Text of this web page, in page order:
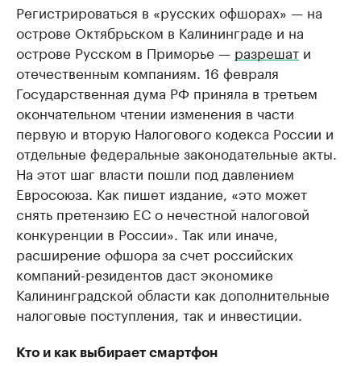
Регистрироваться в «русских офшорах» — на
острове Октябрьском в Калининграде и на
острове Русском в Приморье — разрешат и
отечественным компаниям. 16 февраля
Государственная дума РФ приняла в третьем
окончательном чтении изменения в части
первую и вторую Налогового кодекса России и
отдельные федеральные законодательные акты.
На этот шаг власти пошли под давлением
Евросоюза. Как пишет издание, «это может
снять претензию ЕС о нечестной налоговой
конкуренции в России». Так или иначе,
расширение офшора за счет российских
компаний-резидентов даст экономике
Калининградской области как дополнительные
налоговые поступления, так и инвестиции.
Кто и как выбирает смартфон